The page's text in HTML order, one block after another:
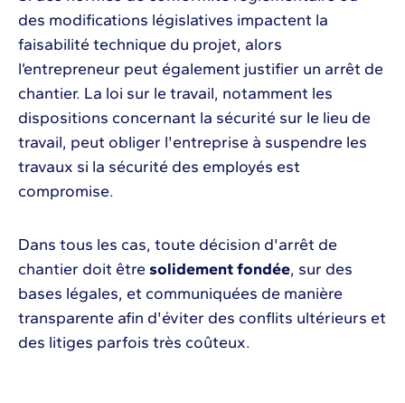
des modifications législatives impactent la
faisabilité technique du projet, alors
l’entrepreneur peut également justifier un arrêt de
chantier. La loi sur le travail, notamment les
dispositions concernant la sécurité sur le lieu de
travail, peut obliger l'entreprise à suspendre les
travaux si la sécurité des employés est
compromise.
Dans tous les cas, toute décision d'arrêt de
chantier doit être solidement fondée, sur des
bases légales, et communiquées de manière
transparente afin d'éviter des conflits ultérieurs et
des litiges parfois très coûteux.